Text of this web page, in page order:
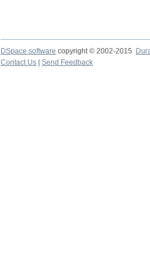
DSpace software copyright © 2002-2015
Contact Us
Send Feedback